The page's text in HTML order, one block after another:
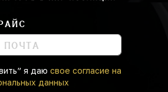
я даю свое согласие на
данных